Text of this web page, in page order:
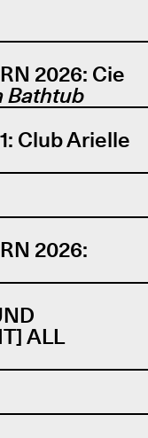
2026: Cie
Bathtub
Club Arielle
2026:
ALL